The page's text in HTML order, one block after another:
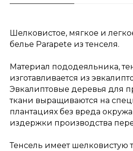
Шелковистое, мягкое и
белье Parapete из тенселя.
Материал пододеяльника,
изготавливается из
Эвкалиптовые деревья для
ткани выращиваются на
плантациях без вреда
издержки производства
Тенсель имеет шелковистую